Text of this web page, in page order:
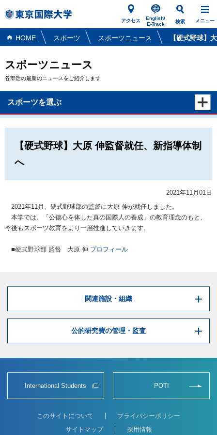
アクセス
English/
E-Track
検索 メニュー
HOME スポーツ スポーツニュース 【硬式野球】
スポーツニュース
各部活の最新のニュースをご紹介します
スポーツを選ぶ
【硬式野球】大原 伸監督就任、新指導体制
へ
2021年11月01日
2021年11月、硬式野球部の監督に大原 伸が就任しました。
本学では、「公徳心を体した真の国際人の養成」の教育理念のもと、
今後もスポーツ教育をより一層推進していきます。
■硬式野球部 監督 大原 伸 プロフィール
関連施設・組織
公的研究費の管理・監査
International Students POTI
このサイトについて
プライバシーポリシー
サイトマップ
採用情報